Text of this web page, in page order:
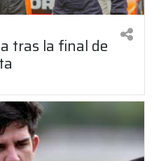
tras la final de